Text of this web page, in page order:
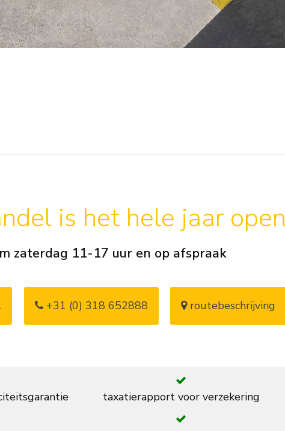
is het hele jaar open
zaterdag 11-17 uur en op afspraak
+31 (0) 318 652888 routebeschrijving
taxatierapport voor verzekering